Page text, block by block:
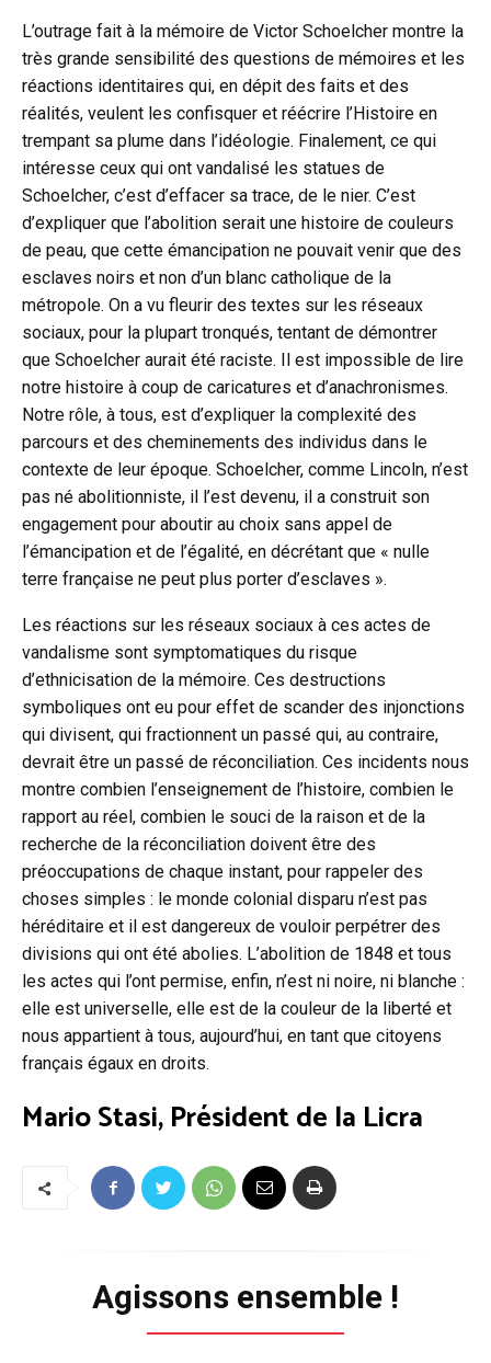
L’outrage fait à la mémoire de Victor Schoelcher montre la
très grande sensibilité des questions de mémoires et les
réactions identitaires qui, en dépit des faits et des
réalités, veulent les confisquer et réécrire l’Histoire en
trempant sa plume dans l’idéologie. Finalement, ce qui
intéresse ceux qui ont vandalisé les statues de
Schoelcher, c’est d’effacer sa trace, de le nier. C’est
d’expliquer que l’abolition serait une histoire de couleurs
de peau, que cette émancipation ne pouvait venir que des
esclaves noirs et non d’un blanc catholique de la
métropole. On a vu fleurir des textes sur les réseaux
sociaux, pour la plupart tronqués, tentant de démontrer
que Schoelcher aurait été raciste. Il est impossible de lire
notre histoire à coup de caricatures et d’anachronismes.
Notre rôle, à tous, est d’expliquer la complexité des
parcours et des cheminements des individus dans le
contexte de leur époque. Schoelcher, comme Lincoln, n’est
pas né abolitionniste, il l’est devenu, il a construit son
engagement pour aboutir au choix sans appel de
l’émancipation et de l’égalité, en décrétant que « nulle
terre française ne peut plus porter d’esclaves ».
Les réactions sur les réseaux sociaux à ces actes de
vandalisme sont symptomatiques du risque
d’ethnicisation de la mémoire. Ces destructions
symboliques ont eu pour effet de scander des injonctions
qui divisent, qui fractionnent un passé qui, au contraire,
devrait être un passé de réconciliation. Ces incidents nous
montre combien l’enseignement de l’histoire, combien le
rapport au réel, combien le souci de la raison et de la
recherche de la réconciliation doivent être des
préoccupations de chaque instant, pour rappeler des
choses simples : le monde colonial disparu n’est pas
héréditaire et il est dangereux de vouloir perpétrer des
divisions qui ont été abolies. L’abolition de 1848 et tous
les actes qui l’ont permise, enfin, n’est ni noire, ni blanche :
elle est universelle, elle est de la couleur de la liberté et
nous appartient à tous, aujourd’hui, en tant que citoyens
français égaux en droits.
Mario Stasi, Président de la Licra
Agissons ensemble !